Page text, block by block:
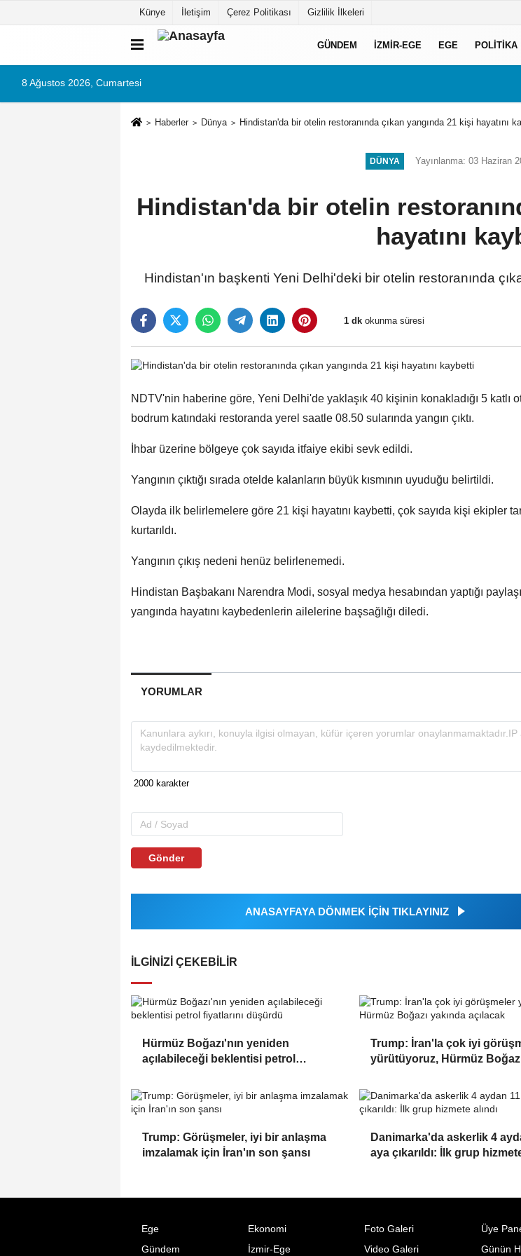
Künye İletişim Çerez Politikası Gizlilik İlkeleri
GÜNDEM İZMIR-EGE EGE POLITIKA
8 Ağustos 2026, Cumartesi
Haberler Dünya Hindistan'da bir otelin restoranında çıkan yangında 21 kişi hayatını
DÜNYA Yayınlanma: 03 Haziran
Hindistan'da bir otelin
hayatını
Hindistan'ın başkenti Yeni Delhi'deki bir otelin restoranında
1 dk okunma süresi
NDTV'nin haberine göre, Yeni Delhi'de yaklaşık 40 kişinin konakladığı 5 katlı
bodrum katındaki restoranda yerel saatle 08.50 sularında yangın çıktı.
İhbar üzerine bölgeye çok sayıda itfaiye ekibi sevk edildi.
Yangının çıktığı sırada otelde kalanların büyük kısmının uyuduğu belirtildi.
Olayda ilk belirlemelere göre 21 kişi hayatını kaybetti, çok sayıda kişi ekipler
kurtarıldı.
Yangının çıkış nedeni henüz belirlenemedi.
Hindistan Başbakanı Narendra Modi, sosyal medya hesabından yaptığı
yangında hayatını kaybedenlerin ailelerine başsağlığı diledi.
YORUMLAR
Gönder
ANASAYFAYA DÖNMEK İÇİN TIKLAYINIZ
İLGINIZI ÇEKEBILIR
Hürmüz Boğazı'nın yeniden
açılabileceği beklentisi petrol
Trump: İran'la çok iyi
yürütüyoruz, Hürmüz
Trump: Görüşmeler, iyi bir anlaşma
imzalamak için İran'ın son şansı
Danimarka'da askerlik 4
aya çıkarıldı: İlk grup
Ege
Ekonomi
Gündem
İzmir-Ege
Foto Galeri
Video Galeri
Üye
Günün